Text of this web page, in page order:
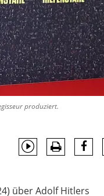
produziert.
über Adolf Hitlers